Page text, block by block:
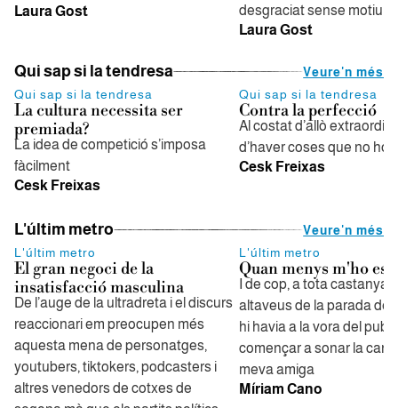
Laura Gost
desgraciat sense motiu
Laura Gost
Qui sap si la tendresa
Veure'n més
Qui sap si la tendresa
La cultura necessita ser
premiada?
La idea de competició s’imposa
fàcilment
Cesk Freixas
Qui sap si la tendresa
Contra la perfecció
Al costat d’allò
d’haver coses que no ho
Cesk Freixas
L'últim metro
Veure'n més
L'últim metro
El gran negoci de la
insatisfacció masculina
De l’auge de la ultradreta i el discurs
reaccionari em preocupen més
aquesta mena de personatges,
youtubers, tiktokers, podcasters i
altres venedors de cotxes de
L'últim metro
Quan menys m'ho
I de cop, a tota castanya,
altaveus de la parada de
hi havia a la vora del pub,
començar a sonar la
meva amiga
Míriam Cano